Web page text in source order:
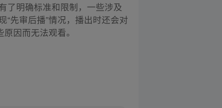
了明确标准和限制，一些涉及
先审后播”情况，播出时还会对
因而无法观看。